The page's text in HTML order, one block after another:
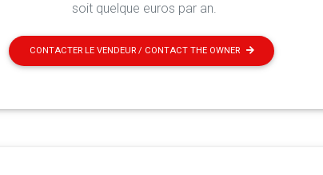
soit quelque euros par an.
CONTACTER LE VENDEUR / CONTACT THE OWNER